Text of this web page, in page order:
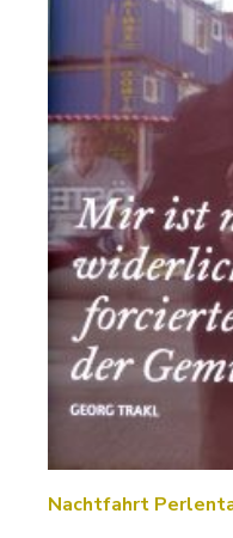
Nachtfahrt